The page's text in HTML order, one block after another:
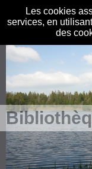
Les cookies
services, en
des